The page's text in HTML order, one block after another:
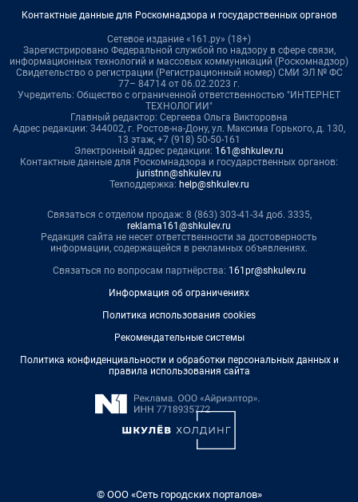
Контактные данные для Роскомнадзора и государственных органов
Сетевое издание «161.ру» (18+)
Зарегистрировано Федеральной службой по надзору в сфере связи,
информационных технологий и массовых коммуникаций (Роскомнадзор)
Свидетельство о регистрации (Регистрационный номер) СМИ ЭЛ № ФС
77– 84714 от 06.02.2023 г.
Учредитель: Общество с ограниченной ответственностью "ИНТЕРНЕТ
ТЕХНОЛОГИИ"
Главный редактор: Сергеева Ольга Викторовна
Адрес редакции: 344002, г. Ростов-на-Дону, ул. Максима Горького, д. 130,
13 этаж, +7 (918) 50-50-161
Электронный адрес редакции: 161@shkulev.ru
Контактные данные для Роскомнадзора и государственных органов:
juristnn@shkulev.ru
Техподдержка: help@shkulev.ru
Связаться с отделом продаж: 8 (863) 303-41-34 доб. 3335,
reklama161@shkulev.ru
Редакция сайта не несет ответственности за достоверность
информации, содержащейся в рекламных объявлениях.
Связаться по вопросам партнёрства: 161pr@shkulev.ru
Информация об ограничениях
Политика использования cookies
Рекомендательные системы
Политика конфиденциальности и обработки персональных данных и
правила использования сайта
© ООО «Сеть городских порталов»